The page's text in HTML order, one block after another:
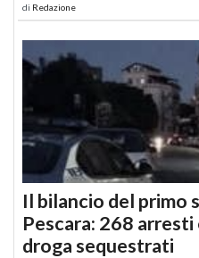
di Redazione
Il bilancio del primo
Pescara: 268
droga sequestrati